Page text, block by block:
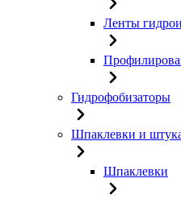
Ленты
Гидрофобизаторы
Шпаклевки и
Шпаклевки